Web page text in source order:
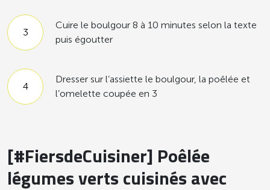
Cuire le boulgour 8 à 10 minutes selon la texte
puis égoutter
Dresser sur l’assiette le boulgour, la poêlée et
l’omelette coupée en 3
[#FiersdeCuisiner] Poêlée
légumes verts cuisinés avec